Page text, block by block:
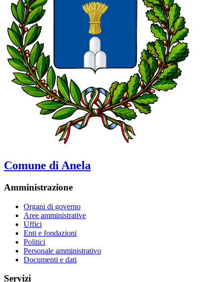
Comune di Anela
Amministrazione
Organi di governo
Aree amministrative
Uffici
Enti e fondazioni
Politici
Personale amministrativo
Documenti e dati
Servizi